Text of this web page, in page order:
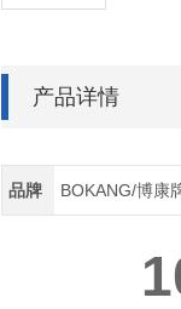
产品详情
品牌 BOKANG/博康